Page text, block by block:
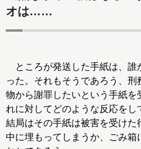
オは……
ところが発送した手紙は、誰
った。それもそうであろう、刑
物から謝罪したいという手紙を
れに対してどのような反応をし
結局はその手紙は被害を受けた
中に埋もってしまうか、ごみ箱